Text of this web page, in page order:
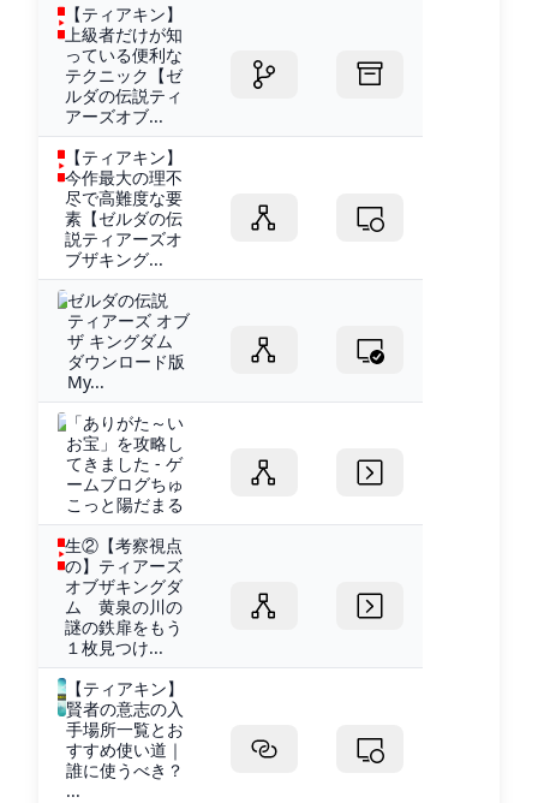
【ティアキン】
上級者だけが知
っている便利な
テクニック【ゼ
ルダの伝説ティ
アーズオブ...
【ティアキン】
今作最大の理不
尽で高難度な要
素【ゼルダの伝
説ティアーズオ
ブザキング...
ゼルダの伝説
ティアーズ オブ
ザ キングダム
ダウンロード版
My...
「ありがた～い
お宝」を攻略し
てきました - ゲ
ームブログちゅ
こっと陽だまる
生②【考察視点
の】ティアーズ
オブザキングダ
ム 黄泉の川の
謎の鉄扉をもう
１枚見つけ...
【ティアキン】
賢者の意志の入
手場所一覧とお
すすめ使い道｜
誰に使うべき？
...